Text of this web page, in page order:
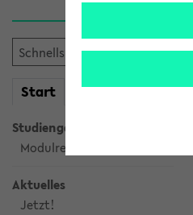
Start meineKVV
Studiengangsauswahl
Modulrecherche
Aktuelles
Jetzt!